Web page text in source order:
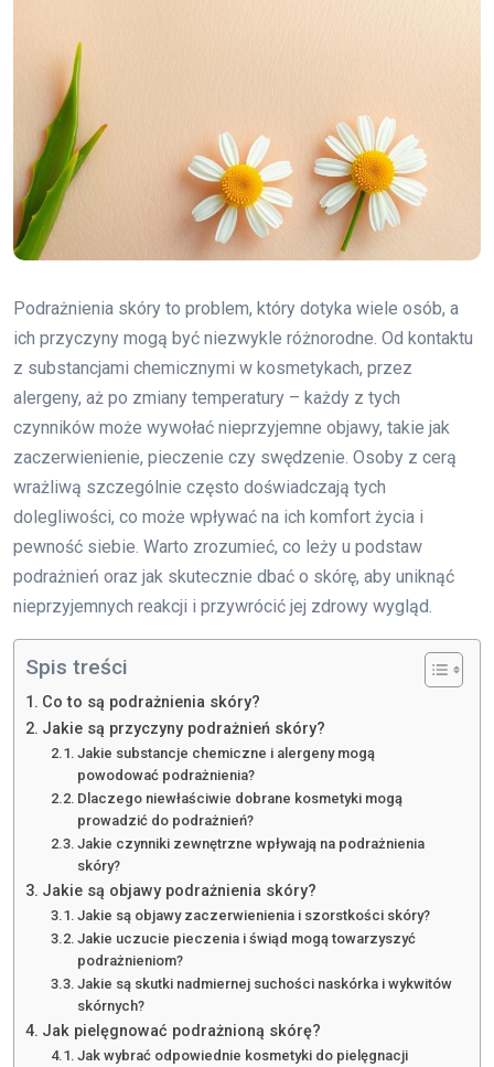
Podrażnienia skóry to problem, który dotyka wiele osób, a
ich przyczyny mogą być niezwykle różnorodne. Od kontaktu
z substancjami chemicznymi w kosmetykach, przez
alergeny, aż po zmiany temperatury – każdy z tych
czynników może wywołać nieprzyjemne objawy, takie jak
zaczerwienienie, pieczenie czy swędzenie. Osoby z cerą
wrażliwą szczególnie często doświadczają tych
dolegliwości, co może wpływać na ich komfort życia i
pewność siebie. Warto zrozumieć, co leży u podstaw
podrażnień oraz jak skutecznie dbać o skórę, aby uniknąć
nieprzyjemnych reakcji i przywrócić jej zdrowy wygląd.
Spis treści
Co to są podrażnienia skóry?
Jakie są przyczyny podrażnień skóry?
Jakie substancje chemiczne i alergeny mogą
powodować podrażnienia?
Dlaczego niewłaściwie dobrane kosmetyki mogą
prowadzić do podrażnień?
Jakie czynniki zewnętrzne wpływają na podrażnienia
skóry?
Jakie są objawy podrażnienia skóry?
Jakie są objawy zaczerwienienia i szorstkości skóry?
Jakie uczucie pieczenia i świąd mogą towarzyszyć
podrażnieniom?
Jakie są skutki nadmiernej suchości naskórka i wykwitów
skórnych?
Jak pielęgnować podrażnioną skórę?
Jak wybrać odpowiednie kosmetyki do pielęgnacji